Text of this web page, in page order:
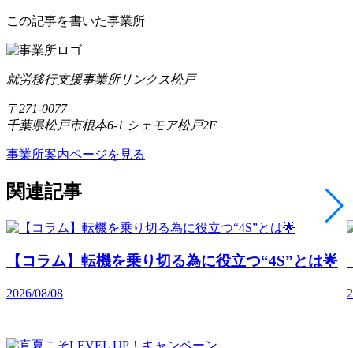
この記事を書いた事業所
就労移行支援事業所リンクス松戸
〒271-0077
千葉県松戸市根本6-1 シェモア松戸2F
事業所案内ページを見る
関連記事
【コラム】転機を乗り切る為に役立つ“4S”とは🌟
2026/08/08